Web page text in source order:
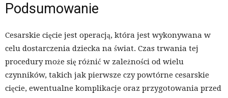
Podsumowanie
Cesarskie cięcie jest operacją, która jest wykonywana w
celu dostarczenia dziecka na świat. Czas trwania tej
procedury może się różnić w zależności od wielu
czynników, takich jak pierwsze czy powtórne cesarskie
cięcie, ewentualne komplikacje oraz przygotowania przed